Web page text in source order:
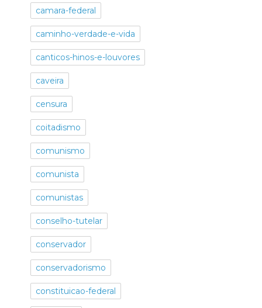
camara-federal
caminho-verdade-e-vida
canticos-hinos-e-louvores
caveira
censura
coitadismo
comunismo
comunista
comunistas
conselho-tutelar
conservador
conservadorismo
constituicao-federal